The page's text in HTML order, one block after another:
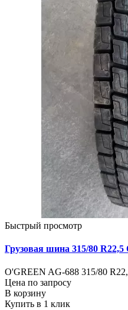
Быстрый просмотр
Грузовая шина 315/80
O'GREEN AG-688 315/80
Цена по запросу
В корзину
Купить в 1 клик